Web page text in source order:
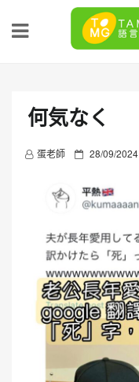
何気なく
蛋老師
P
s
t
d
n
28/09/2024